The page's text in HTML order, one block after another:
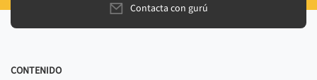
Contacta con gurú
CONTENIDO